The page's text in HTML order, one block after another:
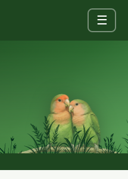
Menu
☰